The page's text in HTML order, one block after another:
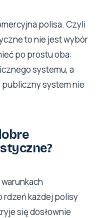
polisa. Czyli
to nie jest wybór
po prostu oba:
systemu, a
system nie
rdzeń każdej polisy
się dosłownie